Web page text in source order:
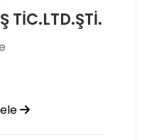
TİC.LTD.ŞTİ.